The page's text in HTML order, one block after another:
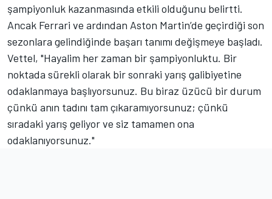
şampiyonluk kazanmasında etkili olduğunu belirtti.
Ancak Ferrari ve ardından Aston Martin’de geçirdiği son
sezonlara gelindiğinde başarı tanımı değişmeye başladı.
Vettel, "Hayalim her zaman bir şampiyonluktu. Bir
noktada sürekli olarak bir sonraki yarış galibiyetine
odaklanmaya başlıyorsunuz. Bu biraz üzücü bir durum
çünkü anın tadını tam çıkaramıyorsunuz; çünkü
sıradaki yarış geliyor ve siz tamamen ona
odaklanıyorsunuz."